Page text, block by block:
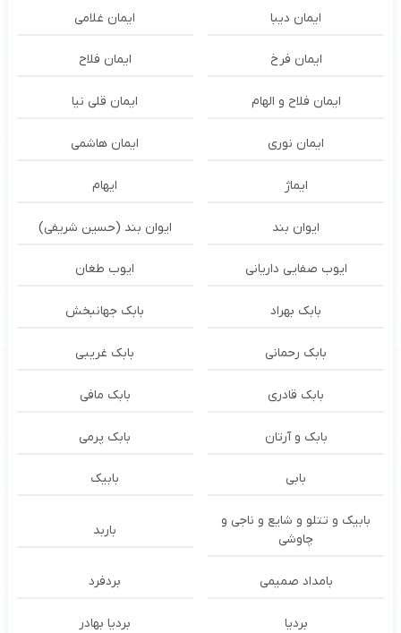
ایمان دیبا ایمان غلامی
ایمان فرخ ایمان فلاح
ایمان فلاح و الهام ایمان قلی نیا
ایمان نوری ایمان هاشمی
ایماژ ایهام
ایوان بند ایوان بند (حسین شریفی)
ایوب صفایی داریانی ایوب طغان
بابک بهراد بابک جهانبخش
بابک رحمانی بابک غریبی
بابک قادری بابک مافی
بابک و آرتان بابک پرمی
بابی بابیک
بابیک و تتلو و شایع و ناجی و
چاوشی
باربد
بامداد صمیمی بردفرد
بردیا بردیا بهادر